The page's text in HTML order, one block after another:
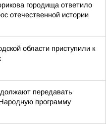
городища ответило
отечественной истории
области приступили к
передавать
программу